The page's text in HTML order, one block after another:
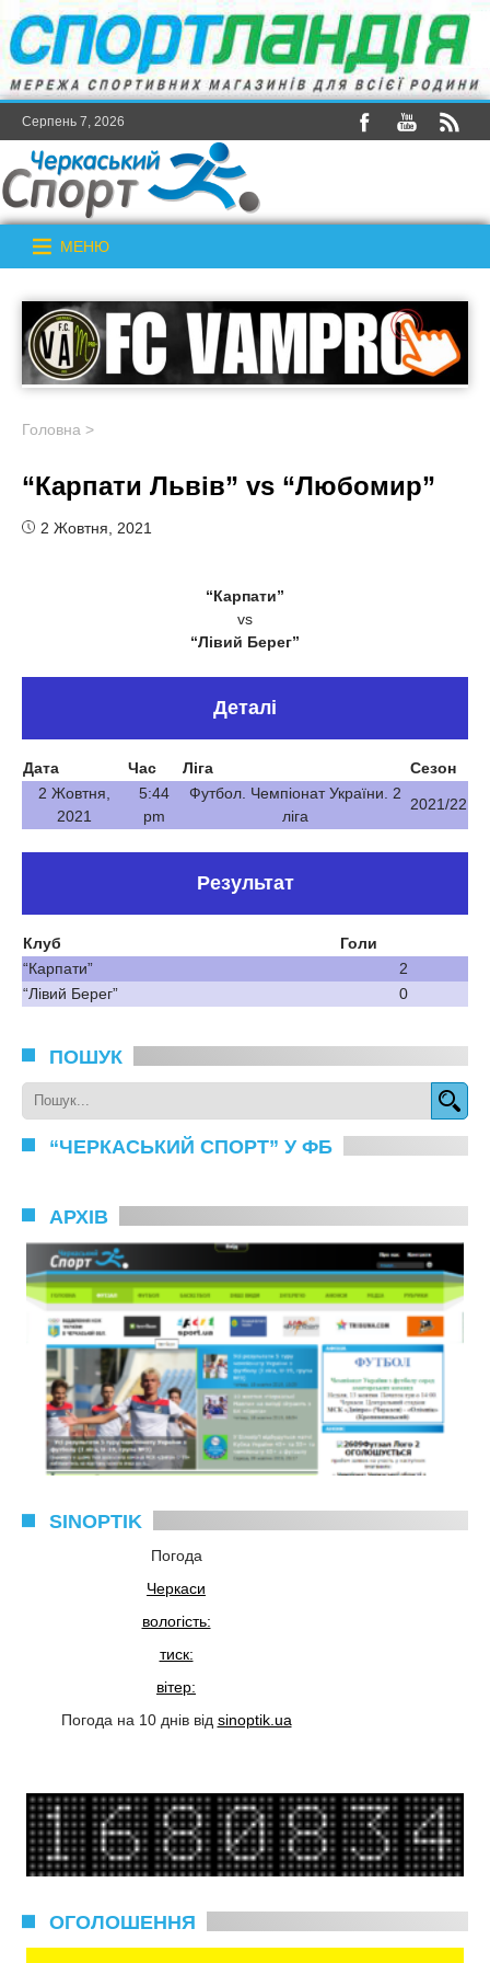
Серпень 7, 2026
МЕНЮ
Головна >
“Карпати Львів” vs “Любомир”
2 Жовтня, 2021
“Карпати”
vs
“Лівий Берег”
Деталі
Дата Час Ліга
Сезон
2 Жовтня,
2021
5:44
pm
Футбол. Чемпіонат України. 2
ліга
2021/22
Результат
Клуб
Голи
“Карпати”
2
“Лівий Берег”
0
ПОШУК
“ЧЕРКАСЬКИЙ СПОРТ” У ФБ
АРХІВ
SINOPTIK
Погода
Черкаси
вологість:
тиск:
вітер:
Погода на 10 днів від sinoptik.ua
ОГОЛОШЕННЯ